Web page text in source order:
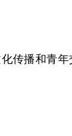
传播和青